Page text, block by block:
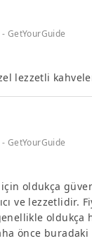
GetYourGuide
lezzetli
GetYourGuide
için oldukça
ve lezzetlidir.
oldukça
önce